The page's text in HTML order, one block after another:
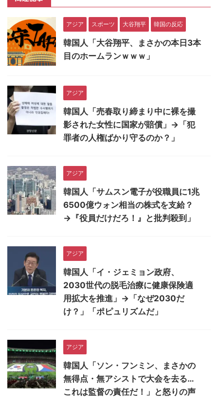
アジア スポーツ 大谷翔平 韓国の反応
韓国人「大谷翔平、まさかの本日3本
目のホームランｗｗｗ」
アジア
韓国人「売春取り締まり中に裸を撮
影された女性に国家が賠償」→「犯
罪者の人権ばかり守るのか？」
アジア
韓国人「サムスン電子が役職員に1兆
6500億ウォン相当の株式を支給？
→『役員だけだろ！』と批判殺到」
アジア
韓国人「イ・ジェミョン政府、
2030世代の脱毛治療に健康保険適
用拡大を推進」→「なぜ2030だ
け？」「ポピュリズムだ」
アジア
韓国人「ソン・フンミン、まさかの
無得点・無アシストで大会を去る…
これは監督の責任だ！」と怒りの声